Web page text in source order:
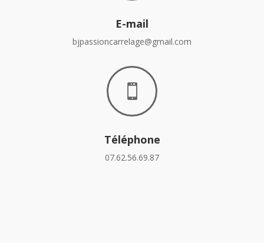
E-mail
bjpassioncarrelage@gmail.com

Téléphone
07.62.56.69.87